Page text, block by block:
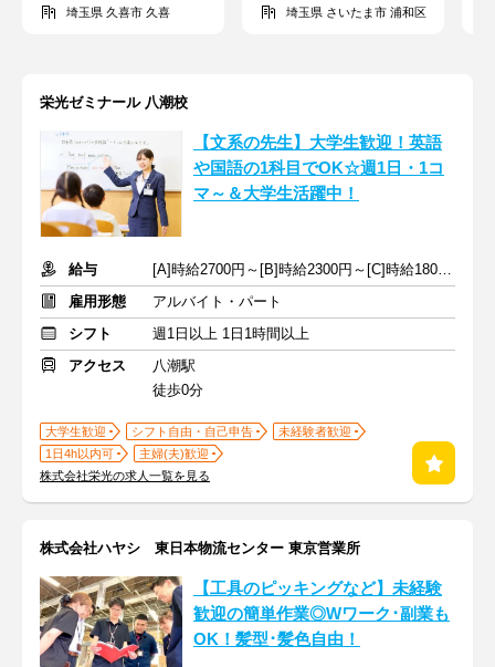
埼玉県 久喜市 久喜
埼玉県 さいたま市 浦和区
栄光ゼミナール 八潮校
【文系の先生】大学生歓迎！英語
や国語の1科目でOK☆週1日・1コ
マ～＆大学生活躍中！
給与
[A]時給2700円～[B]時給2300円～[C]時給1800円～ ※手当含む
雇用形態
アルバイト・パート
シフト
週1日以上 1日1時間以上
アクセス
八潮駅
徒歩0分
大学生歓迎 シフト自由・自己申告
未経験者歓迎
1日4h以内可
主婦(夫)歓迎
株式会社栄光の求人一覧を見る
株式会社ハヤシ 東日本物流センター 東京営業所
【工具のピッキングなど】未経験
歓迎の簡単作業◎Wワーク･副業も
OK！髪型･髪色自由！